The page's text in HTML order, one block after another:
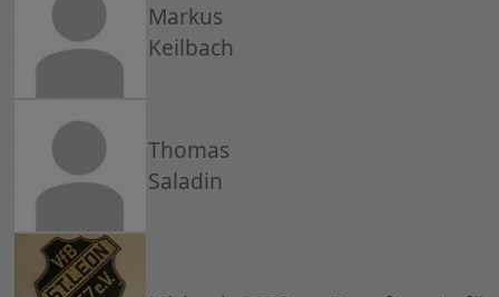
Markus
Keilbach
Thomas
Saladin